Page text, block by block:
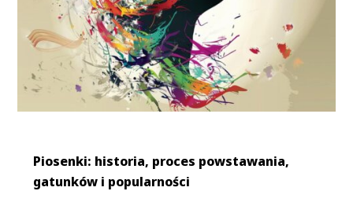
Piosenki: historia, proces powstawania,
gatunków i popularności